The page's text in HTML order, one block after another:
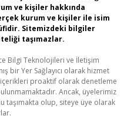
ve kişiler hakkında
kurum ve kişiler ile isim
Sitemizdeki bilgiler
taşımazlar.
Bilgi Teknolojileri ve İletişim
bir Yer Sağlayıcı olarak hizmet
proaktif olarak denetleme
Ancak, üyelerimiz
taşımakta olup, siteye üye olarak